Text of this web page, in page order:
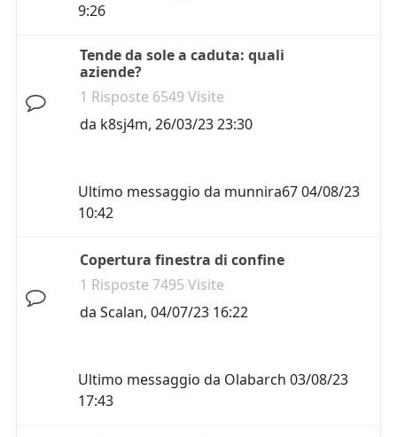
9:26
Tende da sole a caduta: quali
aziende?
1 Risposte 6549 Visite
da k8sj4m, 26/03/23 23:30
Ultimo messaggio da munnira6704/08/23
10:42
Copertura finestra di confine
1 Risposte 7495 Visite
da Scalan, 04/07/23 16:22
Ultimo messaggio da Olabarch 03/08/23
17:43